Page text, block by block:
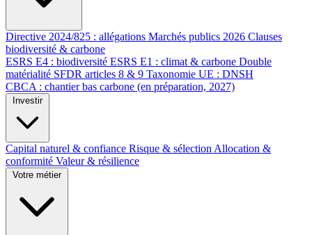
Directive 2024/825 : allégations Marchés publics 2026 Clauses
biodiversité & carbone
ESRS E4 : biodiversité ESRS E1 : climat & carbone Double
matérialité SFDR articles 8 & 9 Taxonomie UE : DNSH
CBCA : chantier bas carbone (en préparation, 2027)
Investir
Capital naturel & confiance Risque & sélection Allocation &
conformité Valeur & résilience
Votre métier